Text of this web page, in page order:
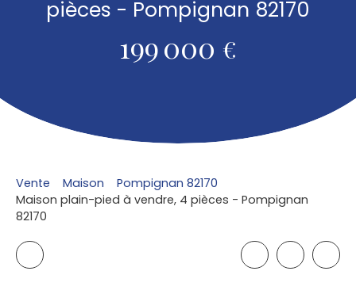
pièces - Pompignan 82170
199 000 €
Vente Maison
Pompignan 82170
Maison plain-pied à vendre, 4 pièces - Pompignan
82170